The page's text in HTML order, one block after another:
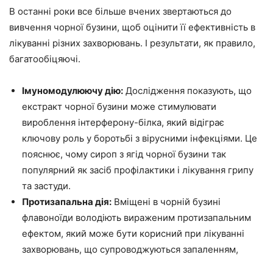
В останні роки все більше вчених звертаються до
вивчення чорної бузини, щоб оцінити її ефективність в
лікуванні різних захворювань. І результати, як правило,
багатообіцяючі.
Імуномодулюючу дію: Дослідження показують, що
екстракт чорної бузини може стимулювати
вироблення інтерферону-білка, який відіграє
ключову роль у боротьбі з вірусними інфекціями. Це
пояснює, чому сироп з ягід чорної бузини так
популярний як засіб профілактики і лікування грипу
та застуди.
Протизапальна дія: Вміщені в чорній бузині
флавоноїди володіють вираженим протизапальним
ефектом, який може бути корисний при лікуванні
захворювань, що супроводжуються запаленням,